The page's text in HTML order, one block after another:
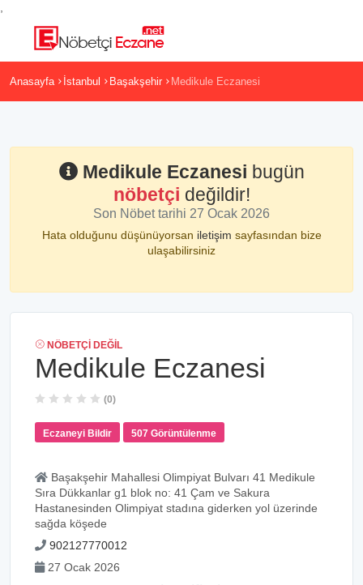
Anasayfa İstanbul Başakşehir Medikule Eczanesi
Medikule Eczanesi bugün
nöbetçi değildir!
Son Nöbet tarihi 27 Ocak 2026
Hata olduğunu düşünüyorsan iletişim sayfasından bize
ulaşabilirsiniz
NÖBETÇI DEĞIL
Medikule Eczanesi
(0)
Eczaneyi Bildir 507 Görüntülenme
Başakşehir Mahallesi Olimpiyat Bulvarı 41 Medikule
Sıra Dükkanlar g1 blok no: 41 Çam ve Sakura
Hastanesinden Olimpiyat stadına giderken yol üzerinde
sağda köşede
902127770012
27 Ocak 2026